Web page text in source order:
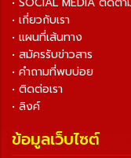
• เกี่ยวกับเรา
• แผนที่เส้นทาง
• สมัครรับข่าวสาร
• คำถามที่พบบ่อย
• ติดต่อเรา
• ลิงค์
ข้อมูลเว็บไซต์